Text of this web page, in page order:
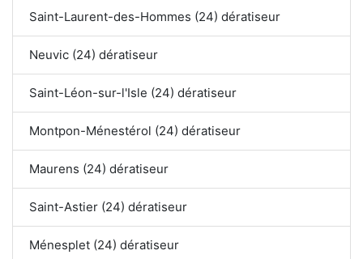
Saint-Laurent-des-Hommes (24) dératiseur
Neuvic (24) dératiseur
Saint-Léon-sur-l'Isle (24) dératiseur
Montpon-Ménestérol (24) dératiseur
Maurens (24) dératiseur
Saint-Astier (24) dératiseur
Ménesplet (24) dératiseur